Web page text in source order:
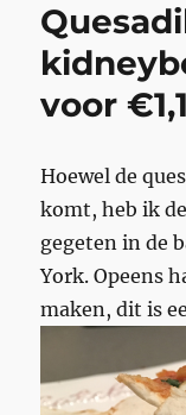
voor
Hoewel de
komt, heb ik
gegeten in de
York. Opeens
maken, dit is